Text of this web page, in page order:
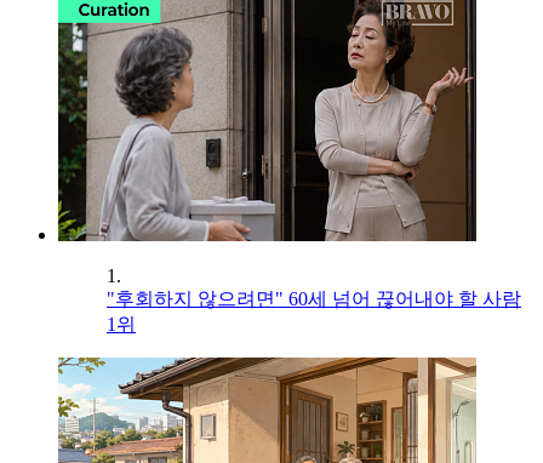
1.
"후회하지 않으려면" 60세 넘어 끊어내야 할 사람
1위